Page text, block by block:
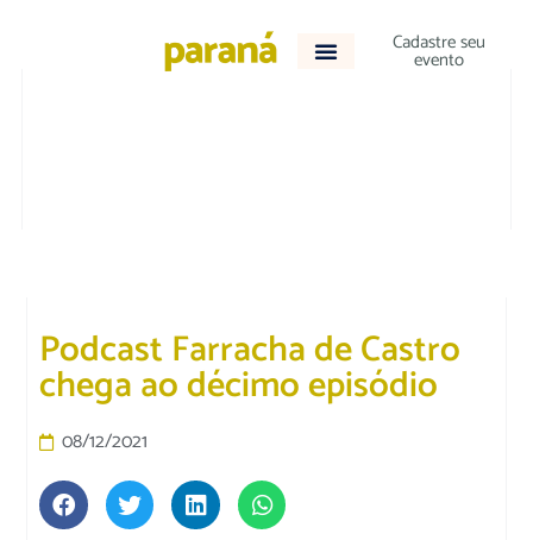
Cadastre seu
evento
Podcast Farracha de Castro
chega ao décimo episódio
08/12/2021